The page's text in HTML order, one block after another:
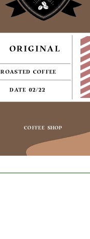
COFFEE SHOP
ROASTED COFFEE
DATE 02/22
ORIGINAL